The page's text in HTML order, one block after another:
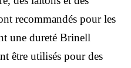
recommandés pour les
une dureté Brinell
être utilisés pour des